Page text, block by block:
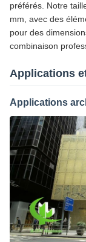
préférés. Notre
mm, avec des
pour des
combinaison
Applications
Applications